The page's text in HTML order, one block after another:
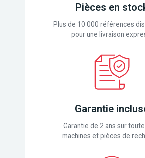
Pièces en
Plus de 10 000 références
pour une livraison
Garantie
Garantie de 2 ans sur
machines et pièces de